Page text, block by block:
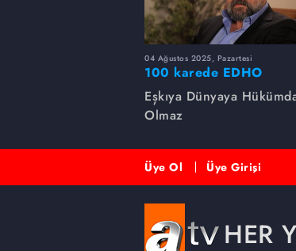
04 Ağustos 2025, Pazartesi
100 karede EDHO
Eşkıya Dünyaya
Olmaz
Üye Ol Üye Girişi
HER